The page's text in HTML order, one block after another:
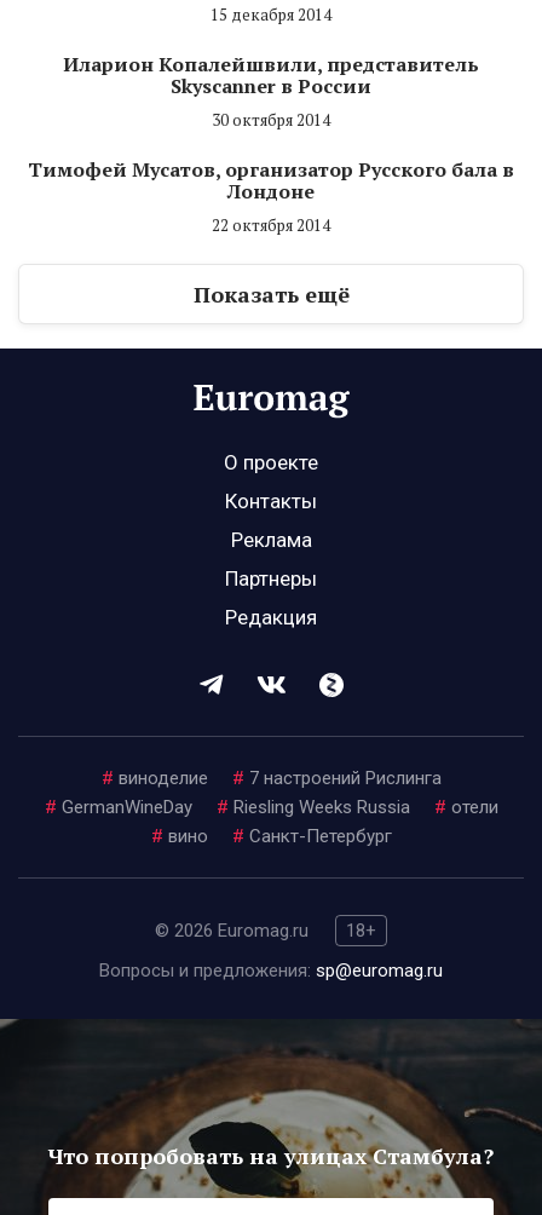
15 декабря 2014
Иларион Копалейшвили, представитель
Skyscanner в России
30 октября 2014
Тимофей Мусатов, организатор Русского бала в
Лондоне
22 октября 2014
Показать ещё
О проекте
Контакты
Реклама
Партнеры
Редакция
# виноделие # 7 настроений Рислинга
# GermanWineDay # Riesling Weeks Russia # отели
# вино # Санкт-Петербург
© 2026 Euromag.ru
18+
Вопросы и предложения: sp@euromag.ru
Что попробовать на улицах Стамбула?